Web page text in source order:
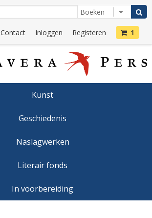
Contact Inloggen Registeren 1
Kunst
Geschiedenis
Naslagwerken
Literair fonds
In voorbereiding